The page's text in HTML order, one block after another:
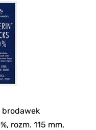
rozm. 115 mm,